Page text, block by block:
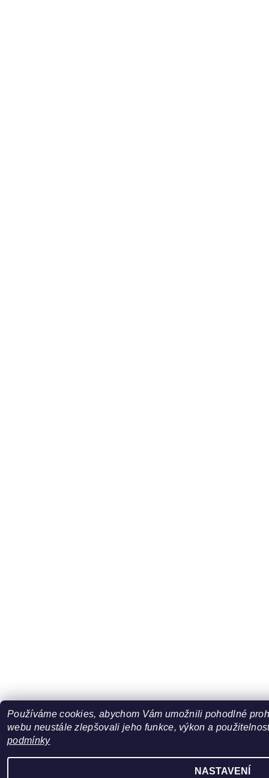
Používáme cookies, abychom Vám umožnili pohodlné
webu neustále zlepšovali jeho funkce, výkon a
podmínky
NASTAVENÍ